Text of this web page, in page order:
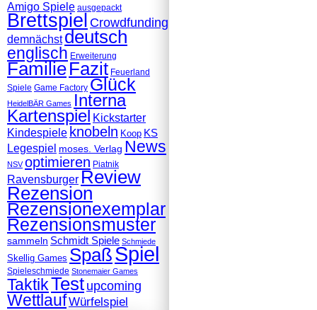
Amigo Spiele ausgepackt
Brettspiel Crowdfunding
demnächst deutsch
englisch Erweiterung
FamilieFazit Feuerland
Spiele Game Factory Glück
HeidelBÄR Games Interna
Kartenspiel Kickstarter
Kindespiele knobeln Koop KS
Legespiel moses. Verlag News
NSV optimieren Piatnik
RavensburgerReview
Rezension
Rezensionexemplar
Rezensionsmuster
sammeln Schmidt Spiele Schmiede
Skellig Games SpaßSpiel
Spieleschmiede Stonemaier Games
TaktikTest upcoming
WettlaufWürfelspiel